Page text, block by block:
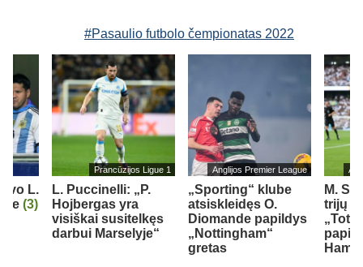
#Pasaulio futbolo čempionatas 2022
L.
(3)
Prancūzijos Ligue 1
L. Puccinelli: „P.
Hojbergas yra
visiškai susitelkęs
darbui Marselyje“
Anglijos Premier League
„Sporting“ klube
atsiskleidęs O.
Diomande papildys
„Nottingham“
gretas
M.
trijų